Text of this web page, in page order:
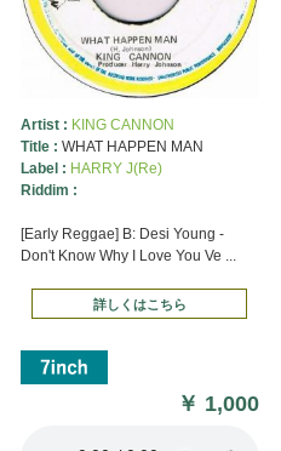
Artist : KING CANNON
Title : WHAT HAPPEN MAN
Label : HARRY J(Re)
Riddim :
[Early Reggae] B: Desi Young -
Don't Know Why I Love You Ve ...
詳しくはこちら
￥ 1,000